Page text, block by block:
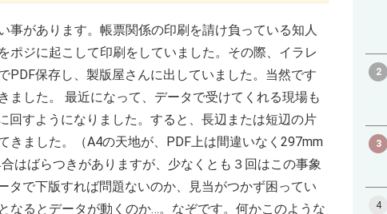
事があります。帳票関係の印刷を請け負っている知人
ポジに起こして印刷をしていました。その際、イラレ
PDF保存し、製版屋さんに出していました。当然です
ました。 最近になって、データで受けてくれる現場も
回すようになりました。すると、長辺または短辺の片
きました。（A4の天地が、PDF上は間違いなく297mm
はばらつきがありますが、少なくとも３回はこの事象
タで下版すれば問題ないのか、見当がつかず困ってい
なるとデータが動くのか…。なぞです。何かこのような
2
3
4